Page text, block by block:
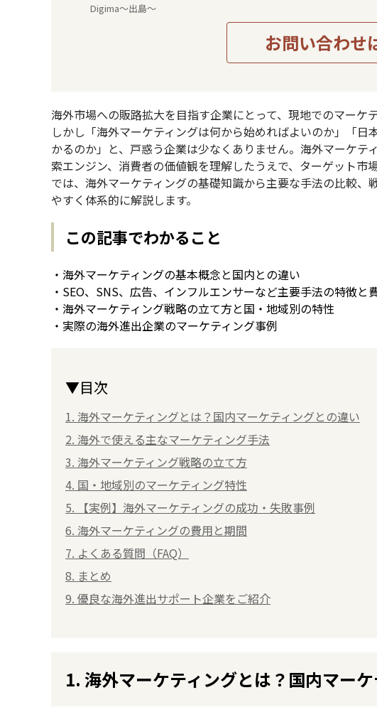
Digima～出島～
お問い合わせ
海外市場への販路拡大を目指す企業にとって、現地でのマーケ
しかし「海外マーケティングは何から始めればよいのか」「
かるのか」と、戸惑う企業は少なくありません。海外マーケ
索エンジン、消費者の価値観を理解したうえで、ターゲット
では、海外マーケティングの基礎知識から主要な手法の比較
やすく体系的に解説します。
この記事でわかること
・海外マーケティングの基本概念と国内との違い
・SEO、SNS、広告、インフルエンサーなど主要手法の特徴と
・海外マーケティング戦略の立て方と国・地域別の特性
・実際の海外進出企業のマーケティング事例
▼目次
1. 海外マーケティングとは？国内マーケティングとの違い
2. 海外で使える主なマーケティング手法
3. 海外マーケティング戦略の立て方
4. 国・地域別のマーケティング特性
5. 【実例】海外マーケティングの成功・失敗事例
6. 海外マーケティングの費用と期間
7. よくある質問（FAQ）
8. まとめ
9. 優良な海外進出サポート企業をご紹介
1. 海外マーケティングとは？国内マー